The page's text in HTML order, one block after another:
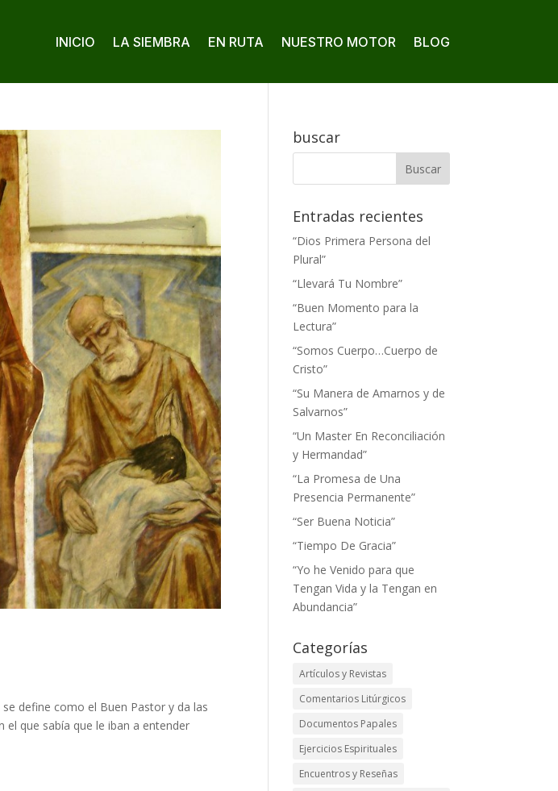
INICIO LA SIEMBRA EN RUTA NUESTRO MOTOR BLOG
se define como el Buen Pastor y da las
el que sabía que le iban a entender
buscar
Entradas recientes
“Dios Primera Persona del
Plural”
“Llevará Tu Nombre”
“Buen Momento para la
Lectura”
“Somos Cuerpo…Cuerpo de
Cristo”
“Su Manera de Amarnos y de
Salvarnos”
“Un Master En Reconciliación
y Hermandad”
“La Promesa de Una
Presencia Permanente”
“Ser Buena Noticia”
“Tiempo De Gracia”
“Yo he Venido para que
Tengan Vida y la Tengan en
Abundancia”
Categorías
Artículos y Revistas
Comentarios Litúrgicos
Documentos Papales
Ejercicios Espirituales
Encuentros y Reseñas